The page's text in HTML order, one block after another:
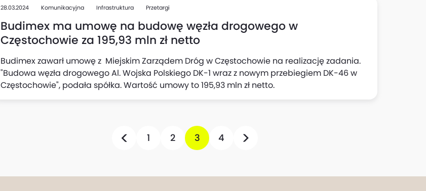
84+405" ma wartość 43,25 mln zł, a część 2 "Projekt i budowa obwodnicy Sepolna
Krajenskiego w ciągu drogi krajowej nr 25 na odcinku od km 90+540 do km 96+317" - 115,38
mln zł.
28.03.2024 Komunikacyjna Infrastruktura Przetargi
Budimex ma umowę na budowę węzła drogowego w
Częstochowie za 195,93 mln zł netto
Budimex zawarł umowę z Miejskim Zarządem Dróg w Częstochowie na realizację zadania.
"Budowa węzła drogowego Al. Wojska Polskiego ‎DK-1 ‎wraz z nowym przebiegiem DK-46 w
Częstochowie", podała spółka.‎ Wartość umowy to 195,93 mln zł netto.
1 2 3 4